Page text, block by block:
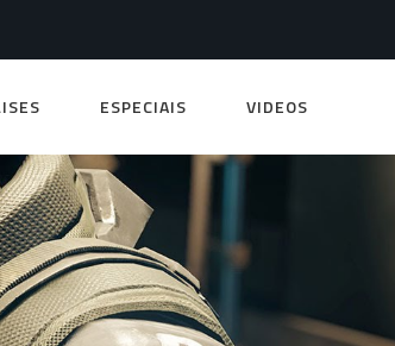
ESPECIAIS VIDEOS